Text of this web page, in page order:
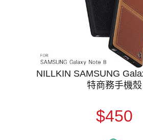
NILLKIN SAMSUNG
特商務手機殼
$450